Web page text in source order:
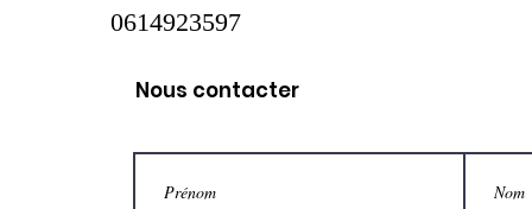
0614923597
Nous contacter